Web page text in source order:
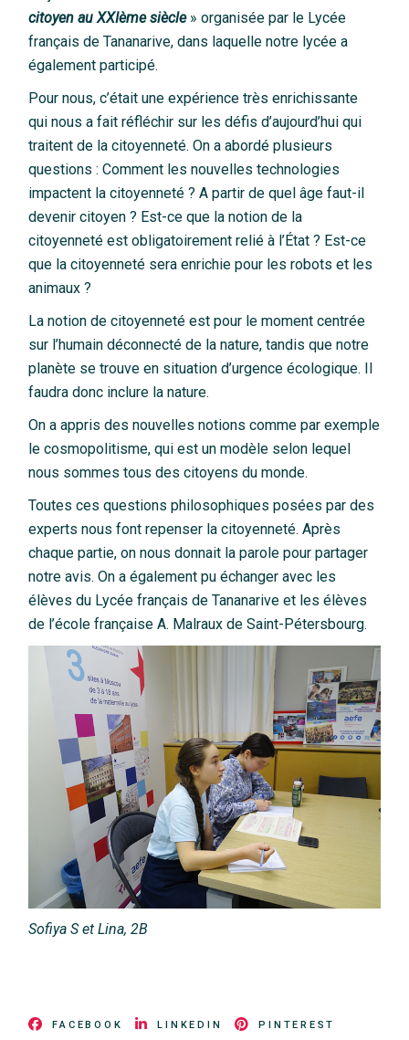
citoyen au XXIème siècle» organisée par le Lycée
français de Tananarive, dans laquelle notre lycée a
également participé.
Pour nous, c’était une expérience très enrichissante
qui nous a fait réfléchir sur les défis d’aujourd’hui qui
traitent de la citoyenneté. On a abordé plusieurs
questions : Comment les nouvelles technologies
impactent la citoyenneté ? A partir de quel âge faut-il
devenir citoyen ? Est-ce que la notion de la
citoyenneté est obligatoirement relié à l’État ? Est-ce
que la citoyenneté sera enrichie pour les robots et les
animaux ?
La notion de citoyenneté est pour le moment centrée
sur l’humain déconnecté de la nature, tandis que notre
planète se trouve en situation d’urgence écologique. Il
faudra donc inclure la nature.
On a appris des nouvelles notions comme par exemple
le cosmopolitisme, qui est un modèle selon lequel
nous sommes tous des citoyens du monde.
Toutes ces questions philosophiques posées par des
experts nous font repenser la citoyenneté. Après
chaque partie, on nous donnait la parole pour partager
notre avis. On a également pu échanger avec les
élèves du Lycée français de Tananarive et les élèves
de l’école française A. Malraux de Saint-Pétersbourg.
Sofiya Set Lina, 2B
FACEBOOK LINKEDIN
PINTEREST